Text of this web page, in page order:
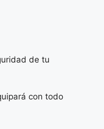
de tu
con todo